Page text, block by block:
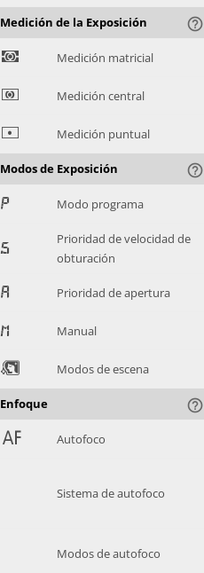
Medición de la Exposición help_outline
) Medición matricial
* Medición central
+ Medición puntual
Modos de Exposición help_outline
, Modo programa
-
Prioridad de velocidad de
obturación
. Prioridad de apertura
/ Manual
0 Modos de escena
Enfoque help_outline
1 Autofoco
Sistema de autofoco
Modos de autofoco